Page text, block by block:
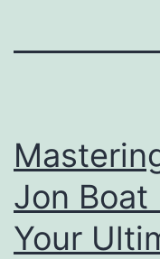
Jon Boat
Your